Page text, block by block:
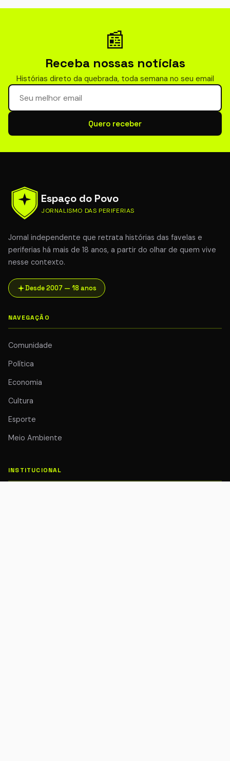
📰
Receba nossas notícias
Histórias direto da quebrada, toda semana no seu email
Seu email para newsletter
Quero receber
Espaço do Povo
JORNALISMO DAS PERIFERIAS
Jornal independente que retrata histórias das favelas e
periferias há mais de 18 anos, a partir do olhar de quem vive
nesse contexto.
Desde 2007 — 18 anos
NAVEGAÇÃO
Comunidade
Política
Economia
Cultura
Esporte
Meio Ambiente
INSTITUCIONAL